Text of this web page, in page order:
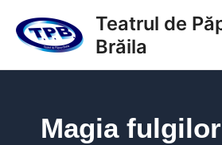
content
Teatrul de
Brăila
Magia